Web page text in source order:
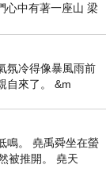
心中有著一座山 梁
氛冷得像暴風雨前
自來了。 &m
鳴。 堯禹舜坐在螢
被推開。 堯天